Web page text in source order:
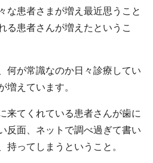
な患者さまが増え最近思うこと
る患者さんが増えたというこ
何が常識なのか日々診療してい
増えています。
来てくれている患者さんが歯に
反面、ネットで調べ過ぎて書い
持ってしまうということ。